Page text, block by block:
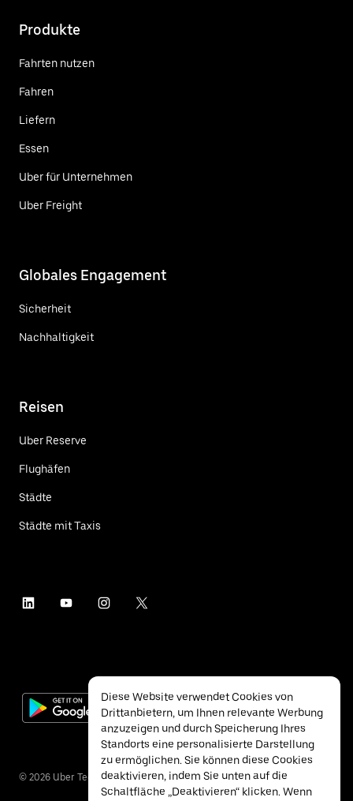
Produkte
Fahrten nutzen
Fahren
Liefern
Essen
Uber für Unternehmen
Uber Freight
Globales Engagement
Sicherheit
Nachhaltigkeit
Reisen
Uber Reserve
Flughäfen
Städte
Städte mit Taxis
© 2026 Uber Technologies Inc.
Diese Website verwendet Cookies von
Drittanbietern, um Ihnen relevante Werbung
anzuzeigen und durch Speicherung Ihres
Standorts eine personalisierte Darstellung
zu ermöglichen. Sie können diese Cookies
deaktivieren, indem Sie unten auf die
Schaltfläche „Deaktivieren“ klicken. Wenn